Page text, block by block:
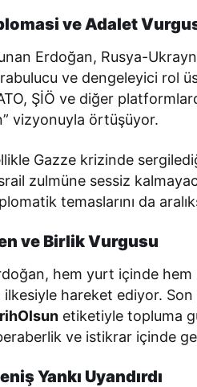
ve Adalet
Erdoğan, Rusya-
ve dengeleyici rol
ŞİÖ ve diğer
vizyonuyla örtüşüyor.
Gazze krizinde
zulmüne sessiz
temaslarını da
ve Birlik Vurgusu
hem yurt içinde hem
hareket ediyor. Son
etiketiyle topluma
ve istikrar içinde
Yankı Uyandırdı